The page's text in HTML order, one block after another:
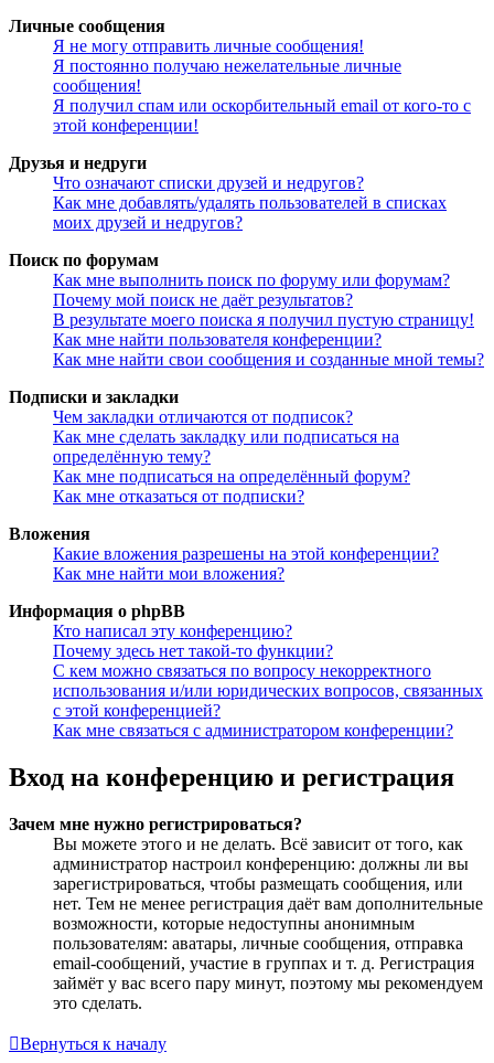
Личные сообщения
Я не могу отправить личные сообщения!
Я постоянно получаю нежелательные личные
сообщения!
Я получил спам или оскорбительный email от кого-то с
этой конференции!
Друзья и недруги
Что означают списки друзей и недругов?
Как мне добавлять/удалять пользователей в списках
моих друзей и недругов?
Поиск по форумам
Как мне выполнить поиск по форуму или форумам?
Почему мой поиск не даёт результатов?
В результате моего поиска я получил пустую страницу!
Как мне найти пользователя конференции?
Как мне найти свои сообщения и созданные мной темы?
Подписки и закладки
Чем закладки отличаются от подписок?
Как мне сделать закладку или подписаться на
определённую тему?
Как мне подписаться на определённый форум?
Как мне отказаться от подписки?
Вложения
Какие вложения разрешены на этой конференции?
Как мне найти мои вложения?
Информация о phpBB
Кто написал эту конференцию?
Почему здесь нет такой-то функции?
С кем можно связаться по вопросу некорректного
использования и/или юридических вопросов, связанных
с этой конференцией?
Как мне связаться с администратором конференции?
Вход на конференцию и регистрация
Зачем мне нужно регистрироваться?
Вы можете этого и не делать. Всё зависит от того, как
администратор настроил конференцию: должны ли вы
зарегистрироваться, чтобы размещать сообщения, или
нет. Тем не менее регистрация даёт вам дополнительные
возможности, которые недоступны анонимным
пользователям: аватары, личные сообщения, отправка
email-сообщений, участие в группах и т. д. Регистрация
займёт у вас всего пару минут, поэтому мы рекомендуем
это сделать.
Вернуться к началу